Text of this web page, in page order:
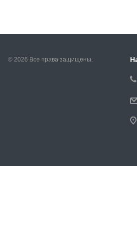
© 2026 Все права защищены.